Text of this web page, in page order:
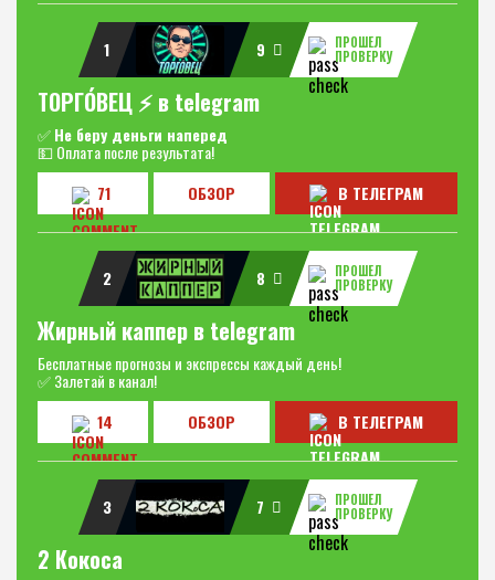
1 9
ПРОШЕЛ
ПРОВЕРКУ
ТОРГО́ВЕЦ ⚡️ в telegram
✅Не беру деньги наперед
💵 Оплата после результата!
71
ОБЗОР В ТЕЛЕГРАМ
2 8
ПРОШЕЛ
ПРОВЕРКУ
Жирный каппер в telegram
Бесплатные прогнозы и экспрессы каждый день!
✅ Залетай в канал!
14
ОБЗОР В ТЕЛЕГРАМ
3 7
ПРОШЕЛ
ПРОВЕРКУ
2 Кокоса